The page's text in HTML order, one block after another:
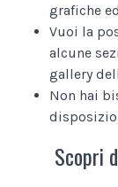
grafiche
Vuoi la
alcune
gallery
Non hai
Scopri